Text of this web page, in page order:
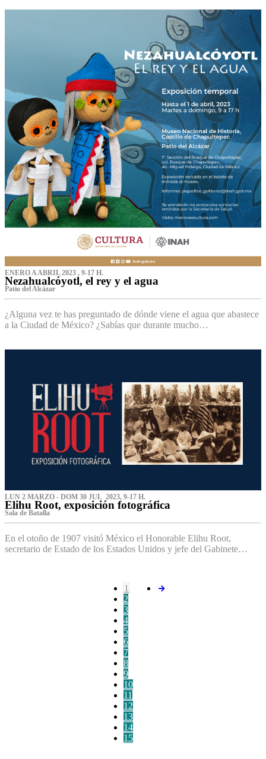
ENERO A ABRIL 2023 , 9-17 H.
Nezahualcóyotl, el rey y el agua
Patio del Alcázar
¿Alguna vez te has preguntado de dónde viene el agua que abastece
a la Ciudad de México? ¿Sabías que durante mucho…
LUN 2 MARZO - DOM 30 JUL 2023, 9-17 H.
Elihu Root, exposición fotográfica
Sala de Batalla
En el otoño de 1907 visitó México el Honorable Elihu Root,
secretario de Estado de los Estados Unidos y jefe del Gabinete…
1
2
3
4
5
6
7
8
9
10
11
12
13
14
15